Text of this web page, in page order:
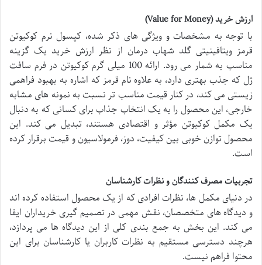
ارزش خرید (Value for Money)
با توجه به مشخصات و ویژگی های ذکر شده، کپسول نرم کوکیوتن
قرمز ویتافینیتی گلد شهاب درمان از نظر ارزش خرید یک گزینه
مناسب به شمار می رود. ارائه 100 میلی گرم کوکیوتن در فرم سافت
ژل که جذب بهتری دارد، به علاوه نام قرمز که اشاره به بهبود فراهمی
زیستی می کند، در کنار قیمت مناسب تر نسبت به نمونه های مشابه
خارجی، این محصول را به یک انتخاب جذاب برای کسانی که به دنبال
یک مکمل کوکیوتن مؤثر و اقتصادی هستند، تبدیل می کند. این
محصول توازن خوبی بین کیفیت، دوز، فرمولاسیون و قیمت برقرار کرده
است.
تجربیات مصرف کنندگان و نظرات کارشناسان
در دنیای مکمل ها، نظرات افرادی که از یک محصول استفاده کرده اند
و دیدگاه های متخصصان، نقش مهمی در تصمیم گیری خریداران ایفا
می کند. این بخش به جمع بندی کلی از این دیدگاه ها می پردازد،
هرچند دسترسی مستقیم به نظرات کاربران یا کارشناسان برای این
محتوا فراهم نیست.